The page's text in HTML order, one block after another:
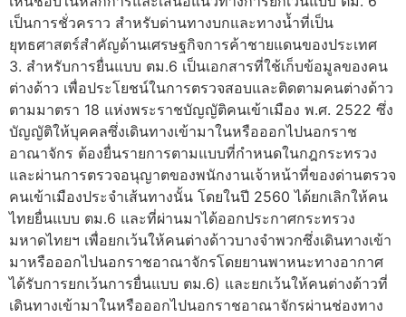
เป็นการชั่วคราว สำหรับด่านทางบกและทางน้ำที่เป็น
ยุทธศาสตร์สำคัญด้านเศรษฐกิจการค้าชายแดนของประเทศ
3. สำหรับการยื่นแบบ ตม.6 เป็นเอกสารที่ใช้เก็บข้อมูลของคน
ต่างด้าว เพื่อประโยชน์ในการตรวจสอบและติดตามคนต่างด้าว
ตามมาตรา 18 แห่งพระราชบัญญัติคนเข้าเมือง พ.ศ. 2522 ซึ่ง
บัญญัติให้บุคคลซึ่งเดินทางเข้ามาในหรือออกไปนอกราช
อาณาจักร ต้องยื่นรายการตามแบบที่กำหนดในกฎกระทรวง
และผ่านการตรวจอนุญาตของพนักงานเจ้าหน้าที่ของด่านตรวจ
คนเข้าเมืองประจำเส้นทางนั้น โดยในปี 2560 ได้ยกเลิกให้คน
ไทยยื่นแบบ ตม.6 และที่ผ่านมาได้ออกประกาศกระทรวง
มหาดไทยฯ เพื่อยกเว้นให้คนต่างด้าวบางจำพวกซึ่งเดินทางเข้า
มาหรือออกไปนอกราชอาณาจักรโดยยานพาหนะทางอากาศ
ได้รับการยกเว้นการยื่นแบบ ตม.6) และยกเว้นให้คนต่างด้าวที่
เดินทางเข้ามาในหรือออกไปนอกราชอาณาจักรผ่านช่องทาง